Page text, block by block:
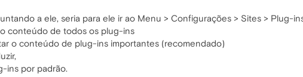
a ele, seria para ele ir ao Menu > Configurações > Sites > Plug-
conteúdo de todos os plug-ins
o conteúdo de plug-ins importantes (recomendado)
ins por padrão.